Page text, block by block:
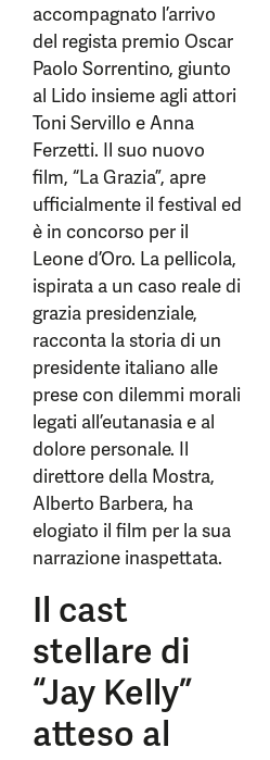
accompagnato l’arrivo
del regista premio Oscar
Paolo Sorrentino, giunto
al Lido insieme agli attori
Toni Servillo e Anna
Ferzetti. Il suo nuovo
film, “La Grazia”, apre
ufficialmente il festival ed
è in concorso per il
Leone d’Oro. La pellicola,
ispirata a un caso reale di
grazia presidenziale,
racconta la storia di un
presidente italiano alle
prese con dilemmi morali
legati all’eutanasia e al
dolore personale. Il
direttore della Mostra,
Alberto Barbera, ha
elogiato il film per la sua
narrazione inaspettata.
Il cast
stellare di
“Jay Kelly”
atteso al